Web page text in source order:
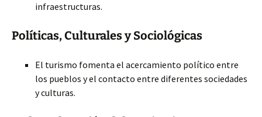
infraestructuras.
Políticas, Culturales y Sociológicas
El turismo fomenta el acercamiento político entre
los pueblos y el contacto entre diferentes sociedades
y culturas.